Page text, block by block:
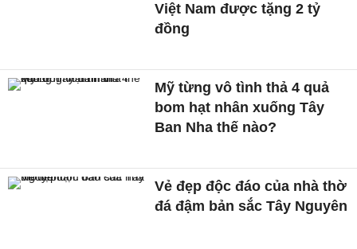
Việt Nam được tặng 2 tỷ
đồng
Mỹ từng vô tình thả 4 quả
bom hạt nhân xuống Tây
Ban Nha thế nào?
Vẻ đẹp độc đáo của nhà thờ
đá đậm bản sắc Tây Nguyên